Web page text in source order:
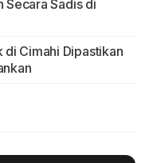
Secara Sadis di
di Cimahi Dipastikan